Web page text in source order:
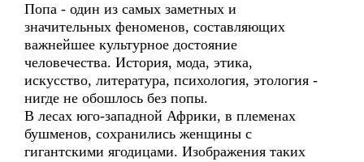
Попа - один из самых заметных и
значительных феноменов, составляющих
важнейшее культурное достояние
человечества. История, мода, этика,
искусство, литература, психология, этология -
нигде не обошлось без попы.
В лесах юго-западной Африки, в племенах
бушменов, сохранились женщины с
гигантскими ягодицами. Изображения таких